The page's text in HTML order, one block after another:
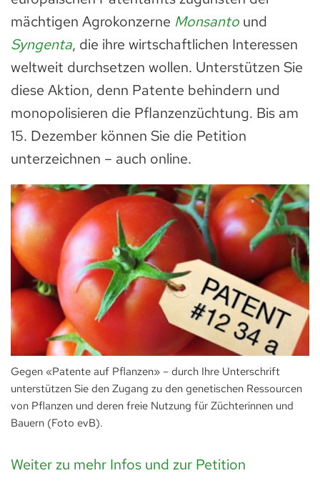
mächtigen Agrokonzerne Monsanto und
Syngenta, die ihre wirtschaftlichen Interessen
weltweit durchsetzen wollen. Unterstützen Sie
diese Aktion, denn Patente behindern und
monopolisieren die Pflanzenzüchtung. Bis am
15. Dezember können Sie die Petition
unterzeichnen – auch online.
Gegen «Patente auf Pflanzen» – durch Ihre Unterschrift
unterstützen Sie den Zugang zu den genetischen Ressourcen
von Pflanzen und deren freie Nutzung für Züchterinnen und
Bauern (Foto evB).
Weiter zu mehr Infos und zur Petition